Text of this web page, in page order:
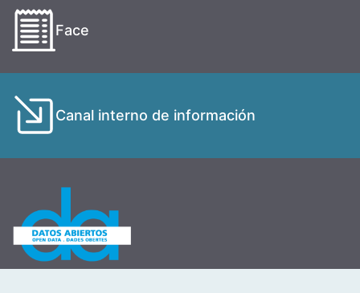
Face
Canal interno de información